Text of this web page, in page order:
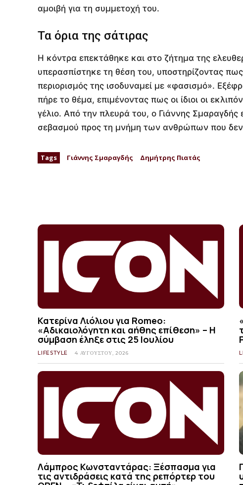
αμοιβή για τη συμμετοχή του.
Τα όρια της σάτιρας
Η κόντρα επεκτάθηκε και στο ζήτημα της
υπερασπίστηκε τη θέση του, υποστηρίζοντας
περιορισμός της ισοδυναμεί με «φασισμό».
πήρε το θέμα, επιμένοντας πως οι ίδιοι οι
γέλιο. Από την πλευρά του, ο Γιάννης Σμαραγδής
σεβασμού προς τη μνήμη των ανθρώπων που δεν
Tags Γιάννης Σμαραγδής Δημήτρης Πιατάς
Κατερίνα Λιόλιου για Romeo:
«Αδικαιολόγητη και αήθης επίθεση» – Η
σύμβαση έληξε στις 25 Ιουλίου
LIFESTYLE 4 ΑΥΓΟΎΣΤΟΥ, 2026
Λάμπρος Κωνσταντάρας: Ξέσπασμα για
τις αντιδράσεις κατά της ρεπόρτερ του